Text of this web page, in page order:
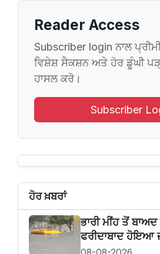
Reader Access
Subscriber login ਨਾਲ
ਵਿਸ਼ੇਸ਼ ਸੈਕਸ਼ਨ ਅਤੇ ਹੋਰ ਡੂੰਘੀ
ਹਾਸਲ ਕਰੋ।
Subscriber
ਹੋਰ ਖ਼ਬਰਾਂ
ਭਾਰੀ ਮੀਂਹ ਤੋਂ
ਫਰੀਦਾਬਾਦ ਹੋਇਆ